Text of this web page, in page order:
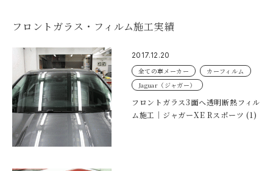
フロントガラス・フィルム施工実績
2017.12.20
全ての車メーカー
カーフィルム
Jaguar（ジャガー）
フロントガラス3面へ透明断熱フィル
ム施工｜ジャガーXE Rスポーツ (1)